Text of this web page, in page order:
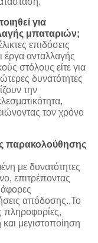
για
μπαταριών;
επιδόσεις
έργα ανταλλαγής
στόλους είτε για
δυνατότητες
την
τον χρόνο
παρακολούθησης
με δυνατότητες
επιτρέποντας
απόδοσης.,Το
πληροφορίες,
μεγιστοποίηση